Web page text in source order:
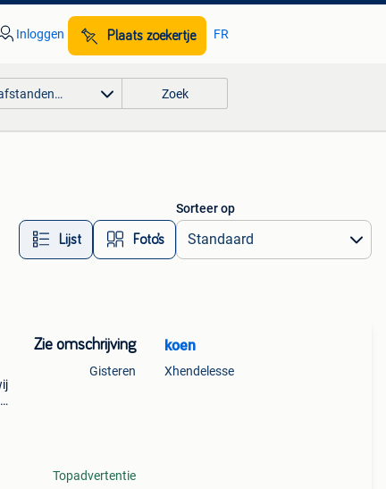
Inloggen Plaats zoekertje FR
Zoek
Lijst Foto’s
Sorteer op
Zie omschrijving
Gisteren
Topadvertentie
koen
Xhendelesse